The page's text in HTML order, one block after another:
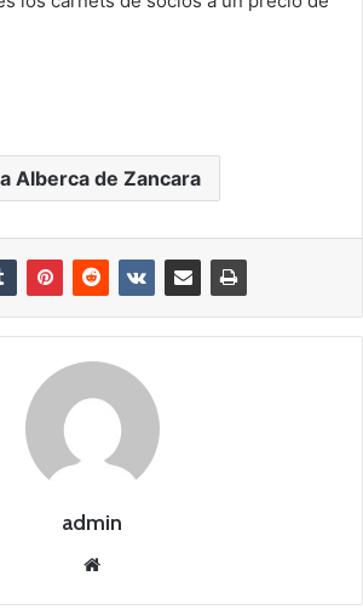
Alberca de Zancara
admin